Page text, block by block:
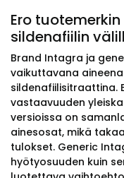
Ero
sildenafiilin
Brand Intagra ja
vaikuttavana
sildenafiilisitraattina.
vastaavuuden
versioissa on
ainesosat, mikä
tulokset. Generic
hyötyosuuden kuin